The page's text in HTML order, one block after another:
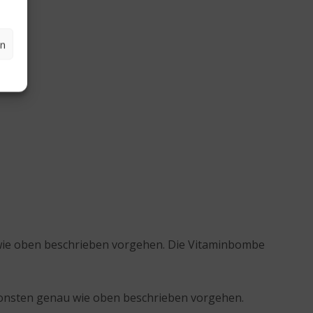
oben beschrieben vorgehen. Die Vitaminbombe
genau wie oben beschrieben vorgehen.